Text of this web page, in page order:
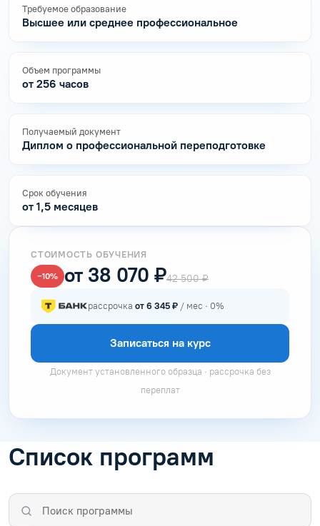
Требуемое образование
Высшее или среднее профессиональное
Объем программы
от 256 часов
Получаемый документ
Диплом о профессиональной переподготовке
Срок обучения
от 1,5 месяцев
СТОИМОСТЬ ОБУЧЕНИЯ
−10% от 38 070 ₽42 500 ₽
рассрочка от 6 345 ₽ / мес · 0%
Записаться на курс
Документ установленного образца · рассрочка без
переплат
Список программ